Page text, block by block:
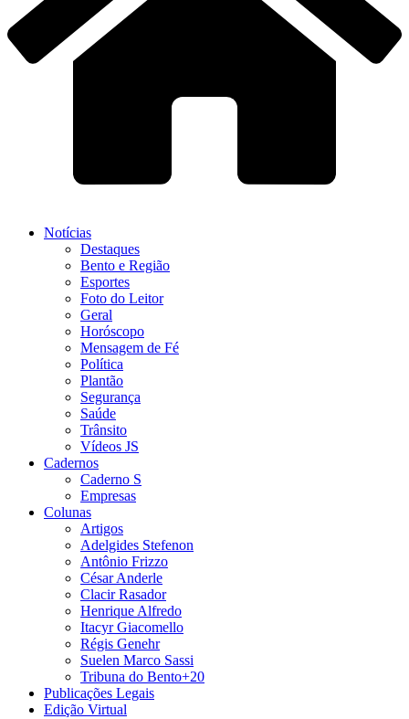
Notícias
Destaques
Bento e Região
Esportes
Foto do Leitor
Geral
Horóscopo
Mensagem de Fé
Política
Plantão
Segurança
Saúde
Trânsito
Vídeos JS
Cadernos
Caderno S
Empresas
Colunas
Artigos
Adelgides Stefenon
Antônio Frizzo
César Anderle
Clacir Rasador
Henrique Alfredo
Itacyr Giacomello
Régis Genehr
Suelen Marco Sassi
Tribuna do Bento+20
Publicações Legais
Edição Virtual